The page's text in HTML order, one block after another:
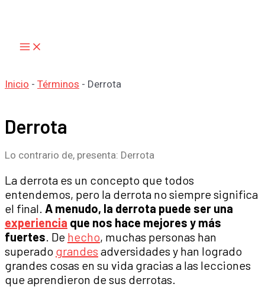
Inicio - Términos - Derrota
Derrota
Lo contrario de, presenta: Derrota
La derrota es un concepto que todos
entendemos, pero la derrota no siempre significa
el final. A menudo, la derrota puede ser una
experiencia que nos hace mejores y más
fuertes. De hecho, muchas personas han
superado grandes adversidades y han logrado
grandes cosas en su vida gracias a las lecciones
que aprendieron de sus derrotas.